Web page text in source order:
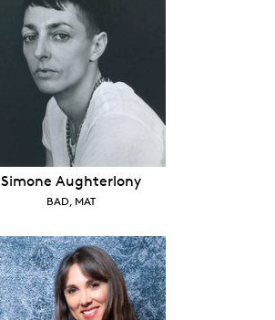
Simone Aughterlony
BAD, MAT